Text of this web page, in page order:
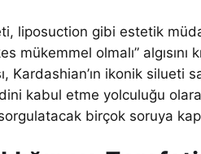
liposuction gibi estetik
mükemmel olmalı” algısını
Kardashian’ın ikonik
kabul etme yolculuğu
birçok soruya